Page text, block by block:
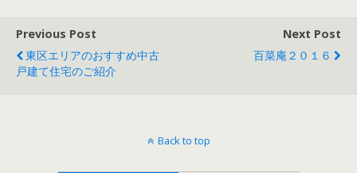
Previous Post
東区エリアのおすすめ中古
戸建て住宅のご紹介
Next Post
百菜庵２０１６
Back to top